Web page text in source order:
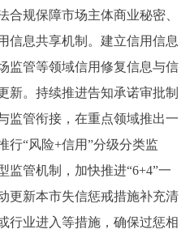
合规保障市场主体商业秘密、
信息共享机制。建立信用信息
监管等领域信用修复信息与信
新。持续推进告知承诺审批制
监管衔接，在重点领域推出一
行“风险+信用”分级分类监
监管机制，加快推进“6+4”一
更新本市失信惩戒措施补充清
行业进入等措施，确保过惩相